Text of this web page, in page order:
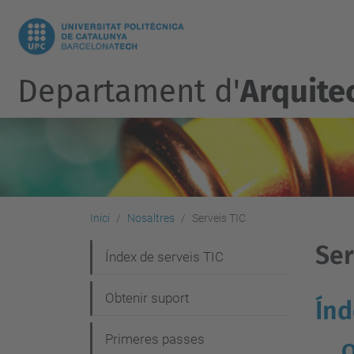
Departament d'
Inici Nosaltres Serveis TIC
a
v
Índex de serveis TIC
Obtenir suport
Primeres passes